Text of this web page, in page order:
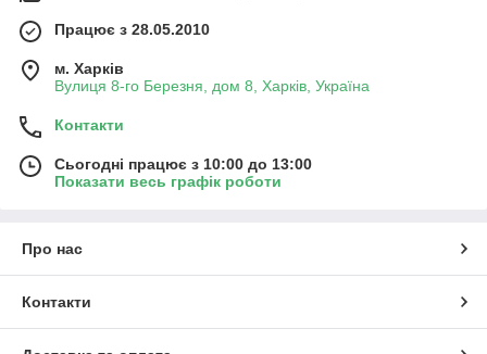
Працює з 28.05.2010
м. Харків
Вулиця 8-го Березня, дом 8, Харків, Україна
Контакти
Сьогодні працює з 10:00 до 13:00
Показати весь графік роботи
Про нас
Контакти